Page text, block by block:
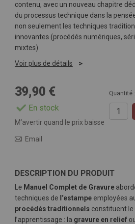
contenu, avec un nouveau chapitre
du processus technique dans la
non seulement les techniques
innovantes (procédés numériques,
mixtes)
Voir plus de détails
39,90 €
En stock
Quantité :
M’avertir quand le prix baisse
Email
DESCRIPTION DU PRODUIT
Le Manuel Complet de Gravure
techniques de l’estampe employées
procédés traditionnels constituent
l’apprentissage : la gravure en relief